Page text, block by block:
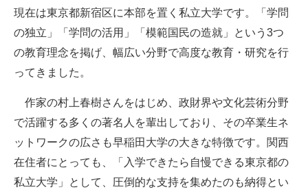
現在は東京都新宿区に本部を置く私立大学です。「学問
の独立」「学問の活用」「模範国民の造就」という3つ
の教育理念を掲げ、幅広い分野で高度な教育・研究を行
ってきました。
作家の村上春樹さんをはじめ、政財界や文化芸術分野
で活躍する多くの著名人を輩出しており、その卒業生ネ
ットワークの広さも早稲田大学の大きな特徴です。関西
在住者にとっても、「入学できたら自慢できる東京都の
私立大学」として、圧倒的な支持を集めたのも納得とい